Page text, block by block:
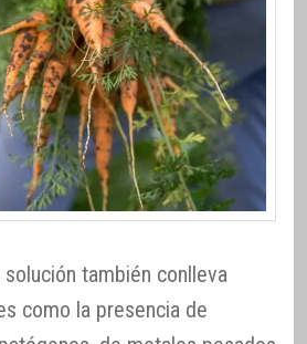
también conlleva
como la presencia de